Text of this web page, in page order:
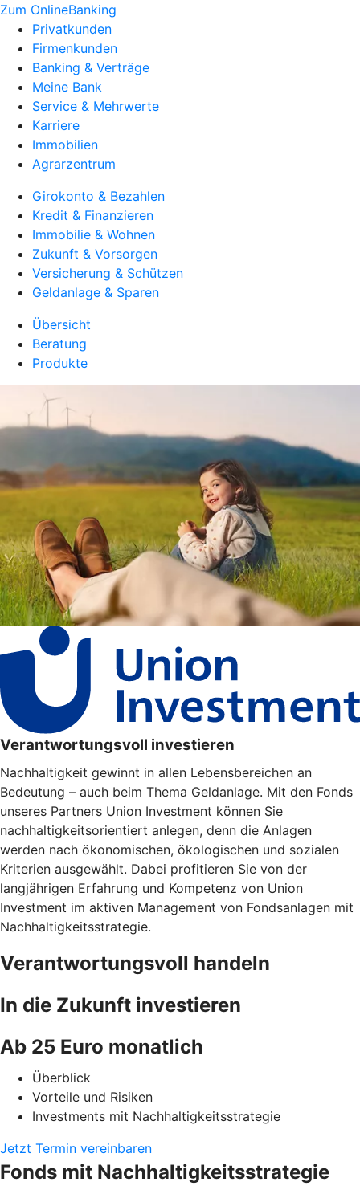
Zum OnlineBanking
Privatkunden
Firmenkunden
Banking & Verträge
Meine Bank
Service & Mehrwerte
Karriere
Immobilien
Agrarzentrum
Girokonto & Bezahlen
Kredit & Finanzieren
Immobilie & Wohnen
Zukunft & Vorsorgen
Versicherung & Schützen
Geldanlage & Sparen
Übersicht
Beratung
Produkte
Verantwortungsvoll investieren
Nachhaltigkeit gewinnt in allen Lebensbereichen an
Bedeutung – auch beim Thema Geldanlage. Mit den Fonds
unseres Partners Union Investment können Sie
nachhaltigkeitsorientiert anlegen, denn die Anlagen
werden nach ökonomischen, ökologischen und sozialen
Kriterien ausgewählt. Dabei profitieren Sie von der
langjährigen Erfahrung und Kompetenz von Union
Investment im aktiven Management von Fondsanlagen mit
Nachhaltigkeitsstrategie.
Verantwortungsvoll handeln
In die Zukunft investieren
Ab 25 Euro monatlich
Überblick
Vorteile und Risiken
Investments mit Nachhaltigkeitsstrategie
Jetzt Termin vereinbaren
Fonds mit Nachhaltigkeitsstrategie